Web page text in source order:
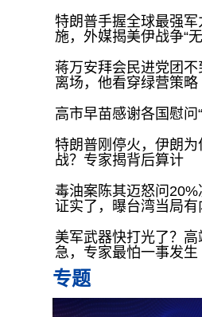
特朗普手握全球最强军
施，外媒揭美伊战争“
蒋万安拜会民进党团
离场，他看穿绿营策略
高市早苗感谢各国慰问
特朗普刚停火，伊朗
战？专家揭背后算计
毒油案陈其迈怒问
证实了，曝台湾当局有
美军武器快打光了？
急，专家最怕一事发生
专题